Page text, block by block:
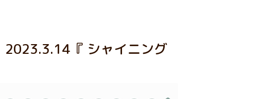
『 シャイニング